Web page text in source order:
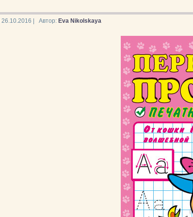
26.10.2016 Автор: Eva Nikolskaya